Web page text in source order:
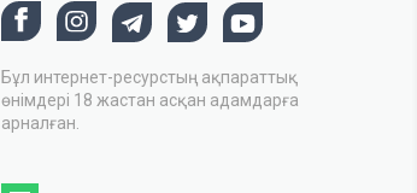
Бұл интернет-ресурстың ақпараттық
өнімдері 18 жастан асқан адамдарға
арналған.